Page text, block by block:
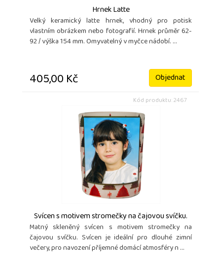
Hrnek Latte
Velký keramický latte hrnek, vhodný pro potisk
vlastním obrázkem nebo fotografií. Hrnek průměr 62-
92 / výška 154 mm. Omyvatelný v myčce nádobí. ...
405,00 Kč Objednat
Kód produktu: 2467
Svícen s motivem stromečky na čajovou svíčku.
Matný skleněný svícen s motivem stromečky na
čajovou svíčku. Svícen je ideální pro dlouhé zimní
večery, pro navození příjemné domácí atmosféry n ...